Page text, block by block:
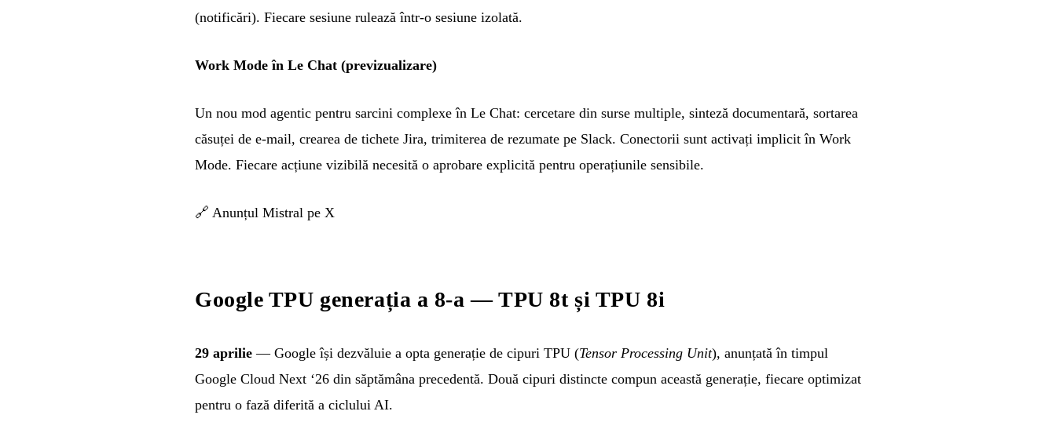
(notificări). Fiecare sesiune rulează într-o sesiune izolată.
Work Mode în Le Chat (previzualizare)
Un nou mod agentic pentru sarcini complexe în Le Chat: cercetare din surse multiple, sinteză documentară, sortarea
căsuței de e-mail, crearea de tichete Jira, trimiterea de rezumate pe Slack. Conectorii sunt activați implicit în Work
Mode. Fiecare acțiune vizibilă necesită o aprobare explicită pentru operațiunile sensibile.
🔗 Anunțul Mistral pe X
Google TPU generația a 8-a — TPU 8t și TPU 8i
29 aprilie — Google își dezvăluie a opta generație de cipuri TPU (Tensor Processing Unit), anunțată în timpul
Google Cloud Next ‘26 din săptămâna precedentă. Două cipuri distincte compun această generație, fiecare optimizat
pentru o fază diferită a ciclului AI.